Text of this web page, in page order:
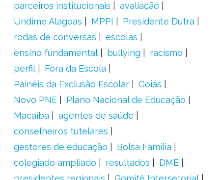
parceiros institucionais
avaliação
Undime Alagoas
MPPI
Presidente Dutra
rodas de conversas
escolas
ensino fundamental
bullying
racismo
perfil
Fora da Escola
Painéis da Exclusão Escolar
Goiás
Novo PNE
Plano Nacional de Educação
Macaíba
agentes de saúde
conselheiros tutelares
gestores de educação
Bolsa Família
colegiado ampliado
resultados
DME